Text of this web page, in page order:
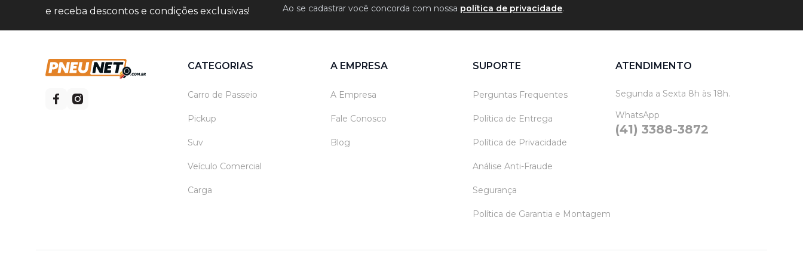
e receba descontos e condições exclusivas! Ao se cadastrar você concorda com nossa política de privacidade.
CATEGORIAS
Carro de Passeio
Pickup
Suv
Veículo Comercial
Carga
A EMPRESA
A Empresa
Fale Conosco
Blog
SUPORTE
Perguntas Frequentes
Política de Entrega
Política de Privacidade
Análise Anti-Fraude
Segurança
Política de Garantia e Montagem
ATENDIMENTO
Segunda a Sexta 8h às 18h.
WhatsApp
(41) 3388-3872